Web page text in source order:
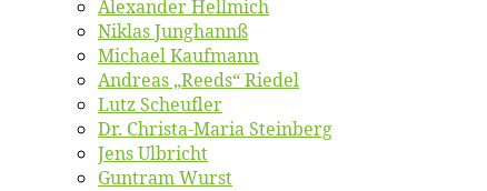
Alex­an­der Hellmich
Ni­klas Junghannß
Mi­cha­el Kaufmann
An­dre­as „Reeds“ Riedel
Lutz Scheuf­ler
Dr. Chris­­ta-Ma­ria Steinberg
Jens Ulb­richt
Gun­tram Wurst